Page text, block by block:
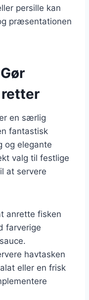
persille kan
præsentationen
en særlig
fantastisk
og elegante
valg til festlige
at servere
anrette fisken
farverige
havtasken
eller en frisk